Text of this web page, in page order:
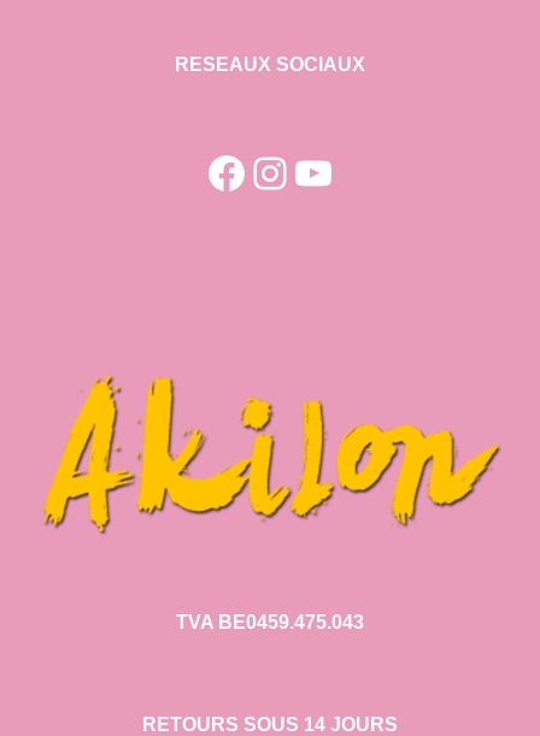
RESEAUX SOCIAUX
Facebook
Instagram
YouTube
TVA BE0459.475.043
RETOURS SOUS 14 JOURS